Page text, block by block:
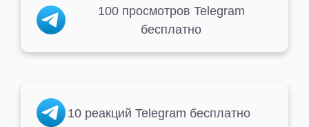
100 просмотров Telegram
бесплатно
10 реакций Telegram бесплатно